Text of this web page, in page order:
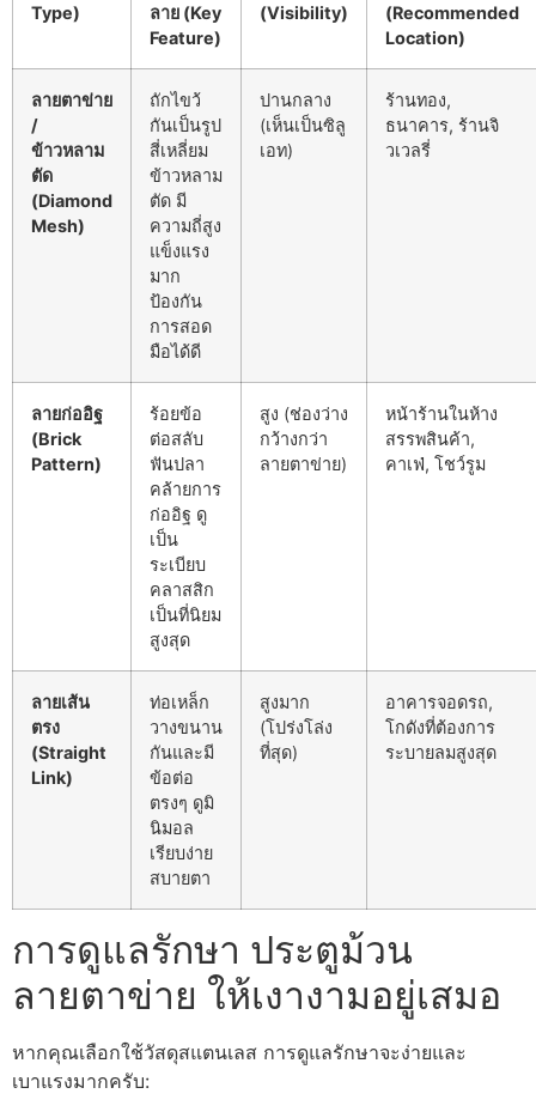
Type)
ลาย (Key
Feature)
(Visibility)
(Recommended
Location)
ลายตาข่าย
/
ข้าวหลาม
ตัด
(Diamond
Mesh)
ถักไขว้
กันเป็นรูป
สี่เหลี่ยม
ข้าวหลาม
ตัด มี
ความถี่สูง
แข็งแรง
มาก
ป้องกัน
การสอด
มือได้ดี
ปานกลาง
(เห็นเป็นซิลู
เอท)
ร้านทอง,
ธนาคาร, ร้านจิ
วเวลรี่
ลายก่ออิฐ
(Brick
Pattern)
ร้อยข้อ
ต่อสลับ
ฟันปลา
คล้ายการ
ก่ออิฐ ดู
เป็น
ระเบียบ
คลาสสิก
เป็นที่นิยม
สูงสุด
สูง (ช่องว่าง
กว้างกว่า
ลายตาข่าย)
หน้าร้านในห้าง
สรรพสินค้า,
คาเฟ่, โชว์รูม
ลายเส้น
ตรง
(Straight
Link)
ท่อเหล็ก
วางขนาน
กันและมี
ข้อต่อ
ตรงๆ ดูมิ
นิมอล
เรียบง่าย
สบายตา
สูงมาก
(โปร่งโล่ง
ที่สุด)
อาคารจอดรถ,
โกดังที่ต้องการ
ระบายลมสูงสุด
การดูแลรักษา ประตูม้วน
ลายตาข่าย ให้เงางามอยู่เสมอ
หากคุณเลือกใช้วัสดุสแตนเลส การดูแลรักษาจะง่ายและ
เบาแรงมากครับ: